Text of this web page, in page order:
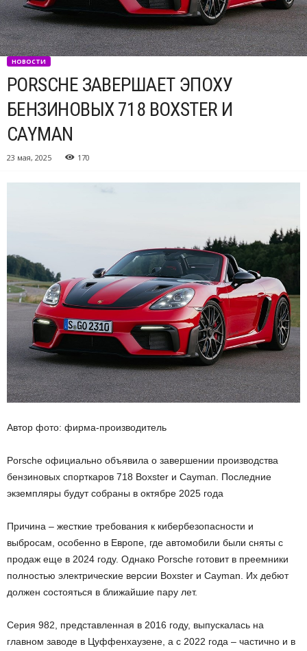
НОВОСТИ
PORSCHE ЗАВЕРШАЕТ ЭПОХУ
БЕНЗИНОВЫХ 718 BOXSTER И
CAYMAN
23 мая, 2025 170
Автор фото: фирма-производитель
Porsche официально объявила о завершении производства
бензиновых спорткаров 718 Boxster и Cayman. Последние
экземпляры будут собраны в октябре 2025 года
Причина – жесткие требования к кибербезопасности и
выбросам, особенно в Европе, где автомобили были сняты с
продаж еще в 2024 году. Однако Porsche готовит в преемники
полностью электрические версии Boxster и Cayman. Их дебют
должен состояться в ближайшие пару лет.
Серия 982, представленная в 2016 году, выпускалась на
главном заводе в Цуффенхаузене, а с 2022 года – частично и в